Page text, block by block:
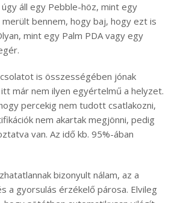
áll egy Pebble-höz, mint egy
merült bennem, hogy baj, hogy ezt is
mint egy Palm PDA vagy egy
is összességében jónak
már nem ilyen egyértelmű a helyzet.
percekig nem tudott csatlakozni,
nem akartak megjönni, pedig
van. Az idő kb. 95%-ában
bizonyult nálam, az a
a gyorsulás érzékelő párosa. Elvileg